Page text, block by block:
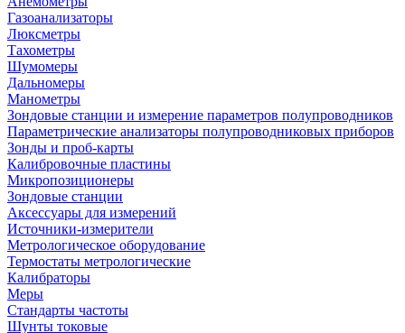
Газоанализаторы
Люксметры
Тахометры
Шумомеры
Дальномеры
Манометры
Зондовые станции и измерение параметров полупроводников
Параметрические анализаторы полупроводниковых приборов
Зонды и проб-карты
Калибровочные пластины
Микропозиционеры
Зондовые станции
Аксессуары для измерений
Источники-измерители
Метрологическое оборудование
Термостаты метрологические
Калибраторы
Меры
Стандарты частоты
Шунты токовые